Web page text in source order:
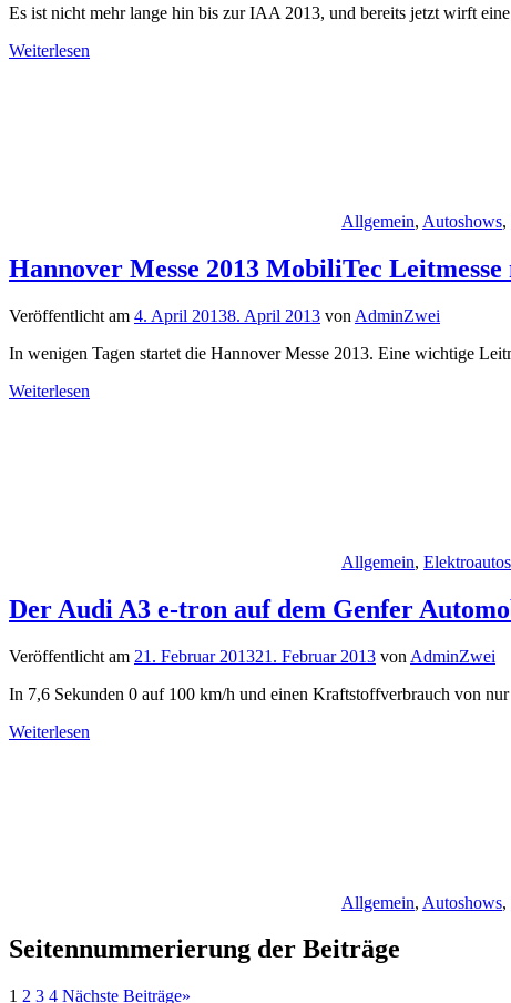
Es ist nicht mehr lange hin bis zur IAA 2013, und bereits jetzt wirft
Weiterlesen
Allgemein, Autoshows,
Hannover Messe 2013 MobiliTec
Veröffentlicht am 4. April 20138. April 2013 von AdminZwei
In wenigen Tagen startet die Hannover Messe 2013. Eine wichtige
Weiterlesen
Allgemein, Elektroautos
Der Audi A3 e-tron auf dem Genfer
Veröffentlicht am 21. Februar 201321. Februar 2013 von AdminZwei
In 7,6 Sekunden 0 auf 100 km/h und einen Kraftstoffverbrauch von
Weiterlesen
Allgemein, Autoshows,
Seitennummerierung der Beiträge
1 2 3 4 Nächste Beiträge»